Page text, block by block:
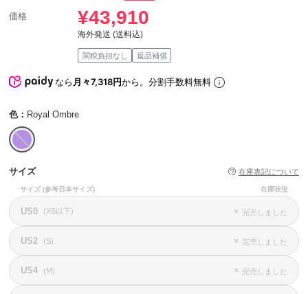
価格 ¥43,910
海外発送 (送料込)
関税負担なし 返品補償
なら月々7,318円から。分割手数料無料
色： Royal Ombre
サイズ 在庫表記について
サイズ (参考日本サイズ) 在庫状況
US0 (XS以下) × 完売しました
US2 (S) × 完売しました
US4 (M) × 完売しました